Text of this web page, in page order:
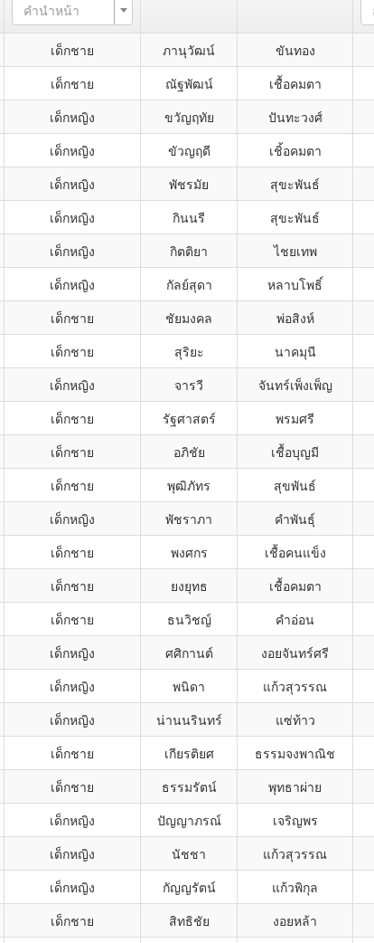
คำนำหน้า
เด็กชาย ภานุวัฒน์ ขันทอง
เด็กชาย ณัฐพัฒน์ เชื้อคมตา
เด็กหญิง ขวัญฤทัย ปันทะวงศ์
เด็กหญิง ขัวญฤดี เชิ้อคมตา
เด็กหญิง พัชรมัย สุขะพันธ์
เด็กหญิง กินนรี สุขะพันธ์
เด็กหญิง กิตติยา ไชยเทพ
เด็กหญิง กัลย์สุดา หลาบโพธิ์
เด็กชาย ชัยมงคล พ่อสิงห์
เด็กชาย สุริยะ นาคมุนี
เด็กหญิง จารวี จันทร์เพ็งเพ็ญ
เด็กชาย รัฐศาสตร์ พรมศรี
เด็กชาย อภิชัย เชื้อบุญมี
เด็กชาย พุฒิภัทร สุขพันธ์
เด็กหญิง พัชราภา คำพันธุ์
เด็กชาย พงศกร เชื้อคนแข็ง
เด็กชาย ยงยุทธ เชื้อคมตา
เด็กชาย ธนวิชญ์ คำอ่อน
เด็กหญิง ศศิกานต์ งอยจันทร์ศรี
เด็กหญิง พนิดา แก้วสุวรรณ
เด็กหญิง น่านนรินทร์ แซ่ท้าว
เด็กชาย เกียรติยศ ธรรมจงพาณิช
เด็กชาย ธรรมรัตน์ พุทธาผ่าย
เด็กหญิง ปัญญาภรณ์ เจริญพร
เด็กหญิง นัชชา แก้วสุวรรณ
เด็กหญิง กัญญรัตน์ แก้วพิกุล
เด็กชาย สิทธิชัย งอยหล้า